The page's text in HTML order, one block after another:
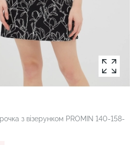
з візерунком PROMIN 140-158-